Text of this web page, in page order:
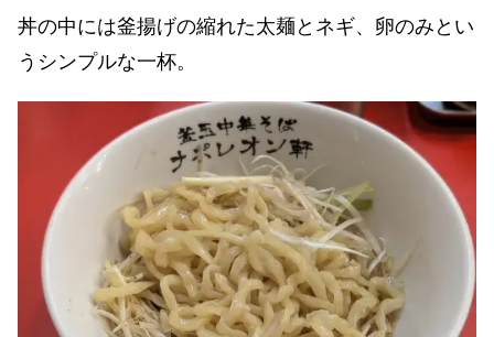
丼の中には釜揚げの縮れた太麺とネギ、卵のみとい
うシンプルな一杯。